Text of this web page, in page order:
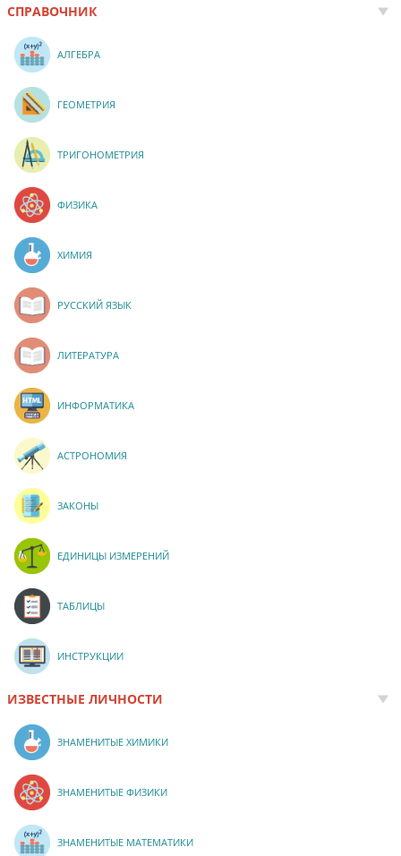
СПРАВОЧНИК
АЛГЕБРА
ГЕОМЕТРИЯ
ТРИГОНОМЕТРИЯ
ФИЗИКА
ХИМИЯ
РУССКИЙ ЯЗЫК
ЛИТЕРАТУРА
ИНФОРМАТИКА
АСТРОНОМИЯ
ЗАКОНЫ
ЕДИНИЦЫ ИЗМЕРЕНИЙ
ТАБЛИЦЫ
ИНСТРУКЦИИ
ИЗВЕСТНЫЕ ЛИЧНОСТИ
ЗНАМЕНИТЫЕ ХИМИКИ
ЗНАМЕНИТЫЕ ФИЗИКИ
ЗНАМЕНИТЫЕ МАТЕМАТИКИ